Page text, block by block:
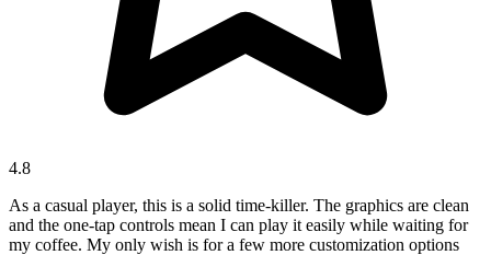
4.8
As a casual player, this is a solid time-killer. The graphics are clean
and the one-tap controls mean I can play it easily while waiting for
my coffee. My only wish is for a few more customization options